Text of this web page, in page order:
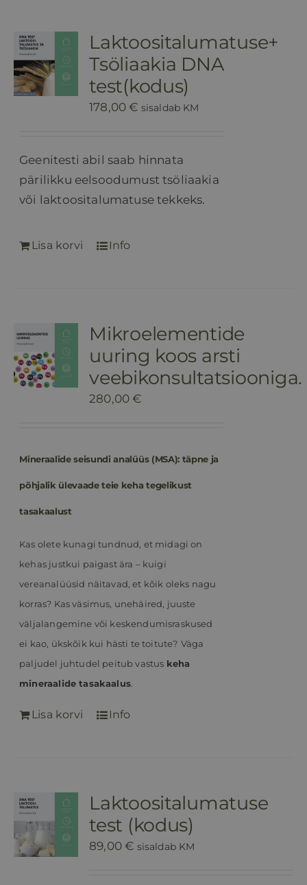
Laktoositalumatuse+
Tsöliaakia DNA
test(kodus)
178,00€ sisaldab KM
Geenitesti abil saab hinnata
pärilikku eelsoodumust tsöliaakia
või laktoositalumatuse tekkeks.
Lisa korvi Info
Mikroelementide
uuring koos arsti
veebikonsultatsiooniga.
280,00€
Mineraalide seisundi analüüs (MSA): täpne ja
põhjalik ülevaade teie keha tegelikust
tasakaalust
Kas olete kunagi tundnud, et midagi on
kehas justkui paigast ära – kuigi
vereanalüüsid näitavad, et kõik oleks nagu
korras? Kas väsimus, unehäired, juuste
väljalangemine või keskendumisraskused
ei kao, ükskõik kui hästi te toitute? Väga
paljudel juhtudel peitub vastus keha
mineraalide tasakaalus.
Lisa korvi Info
Laktoositalumatuse
test (kodus)
89,00€ sisaldab KM